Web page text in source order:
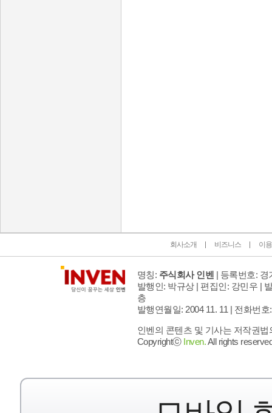
회사소개 비즈니스 이
명칭: 주식회사 인벤 | 등록번호: 경
발행인: 박규상 | 편집인: 강민우 |
층
발행연월일: 2004 11. 11 | 전화번호
인벤의 콘텐츠 및 기사는 저작권
Copyrightⓒ Inven.All rights